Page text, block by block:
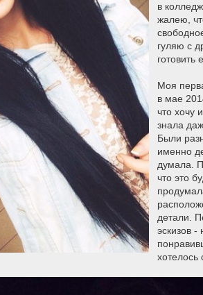
в
жалею,
гуляю с
готовить
Моя
в мае
что хочу
знала
Были
именно
думала.
что это
детали.
эскизов -
хотелось